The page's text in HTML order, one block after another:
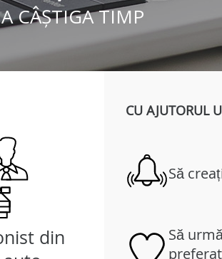
CÂȘTIGA TIMP
din
CU AJUTORUL
Să
Să